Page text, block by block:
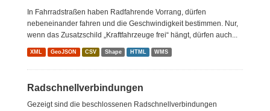
In Fahrradstraßen haben Radfahrende Vorrang, dürfen
nebeneinander fahren und die Geschwindigkeit bestimmen. Nur,
wenn das Zusatzschild „Kraftfahrzeuge frei“ hängt, dürfen auch...
XML GeoJSON CSV Shape HTML WMS
Radschnellverbindungen
Gezeigt sind die beschlossenen Radschnellverbindungen